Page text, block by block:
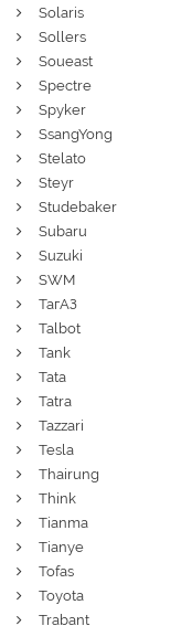
Solaris
Sollers
Soueast
Spectre
Spyker
SsangYong
Stelato
Steyr
Studebaker
Subaru
Suzuki
SWM
ТагАЗ
Talbot
Tank
Tata
Tatra
Tazzari
Tesla
Thairung
Think
Tianma
Tianye
Tofas
Toyota
Trabant